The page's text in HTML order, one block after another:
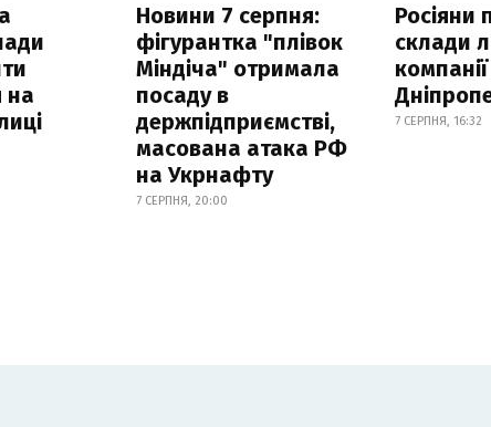
на
Новини 7 серпня:
фігурантка "плівок
Міндіча" отримала
посаду в
держпідприємстві,
масована атака РФ
на Укрнафту
7 СЕРПНЯ, 20:00
Росіяни
склади
7 СЕРПНЯ, 16:32